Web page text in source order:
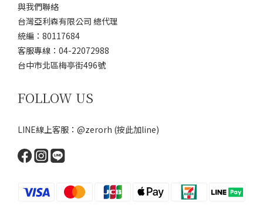
與我們聯絡
台灣亞利森有限公司 總代理
統編：80117684
客服專線：04-22072988
台中市北區梅亭街496號
FOLLOW US
LINE線上客服：@zerorh (按此加line)